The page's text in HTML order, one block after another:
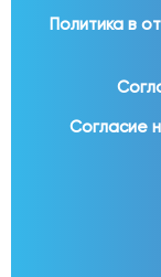
Политика в
Согласие